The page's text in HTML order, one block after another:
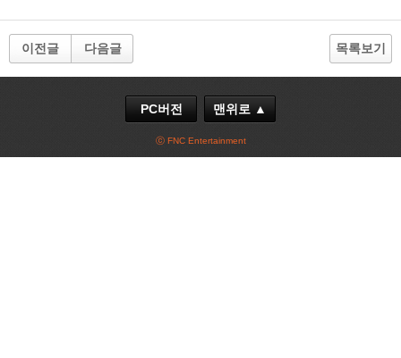
이전글 다음글 목록보기
PC버전 맨위로 ▲
ⓒ FNC Entertainment